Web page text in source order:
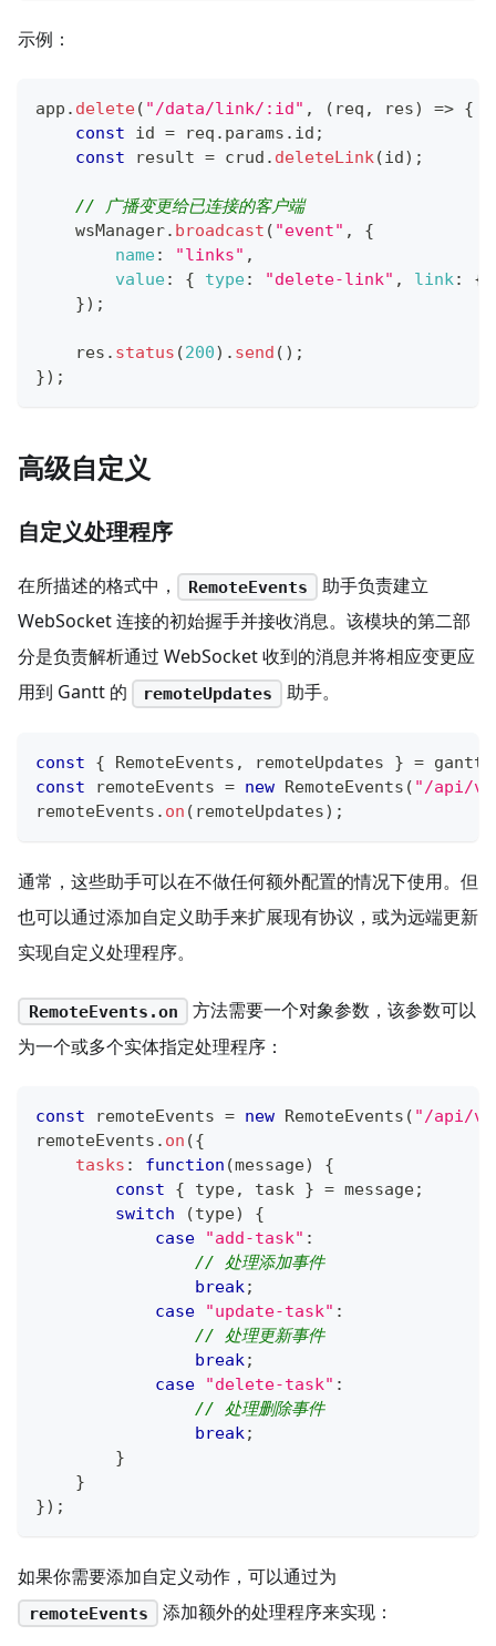
示例：
app . delete( "/data/link/:id" , ( req , res) => {
const id = req . params . id ;
const result = crud . deleteLink (id) ;
// 广播变更给已连接的客户端
    wsManager
. broadcast ( "event" ,
{
name: "links" ,
value: { type: "delete-link" , link : {
}) ;
    res
. status (200) . send ( ) ;
}) ;
高级自定义
自定义处理程序
在所描述的格式中， RemoteEvents
助手负责建立
WebSocket 连接的初始握手并接收消息。该模块的第二部
分是负责解析通过 WebSocket 收到的消息并将相应变更应
用到 Gantt 的
remoteUpdates 助手。
const { RemoteEvents , remoteUpdates } = gantt
const remoteEvents = new RemoteEvents ( "/api/
remoteEvents . on ( remoteUpdates) ;
通常，这些助手可以在不做任何额外配置的情况下使用。但
也可以通过添加自定义助手来扩展现有协议，或为远端更新
实现自定义处理程序。
RemoteEvents.on
方法需要一个对象参数，该参数可以
为一个或多个实体指定处理程序：
const remoteEvents = new RemoteEvents ( "/api/
remoteEvents . on ({
tasks : function (message)
{
const
{ type, task } = message;
switch
(type)
{
case
"add-task" :
// 处理添加事件
break;
case
"update-task" :
// 处理更新事件
break;
case
"delete-task" :
// 处理删除事件
break;
}
}
}) ;
如果你需要添加自定义动作，可以通过为
remoteEvents 添加额外的处理程序来实现：